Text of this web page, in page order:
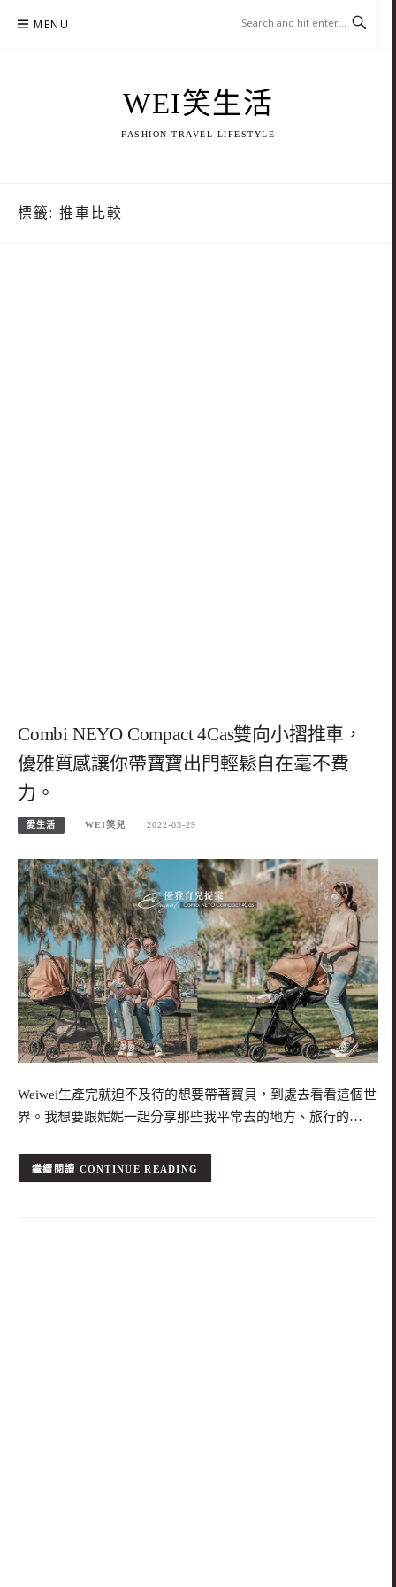
MENU
WEI笑生活
FASHION TRAVEL LIFESTYLE
標籤: 推車比較
Combi NEYO Compact 4Cas雙向小摺推車，
優雅質感讓你帶寶寶出門輕鬆自在毫不費
力。
愛生活 WEI笑兒 2022-03-29
Weiwei生產完就迫不及待的想要帶著寶貝，到處去看看這個世
界。我想要跟妮妮一起分享那些我平常去的地方、旅行的…
CONTINUE READING